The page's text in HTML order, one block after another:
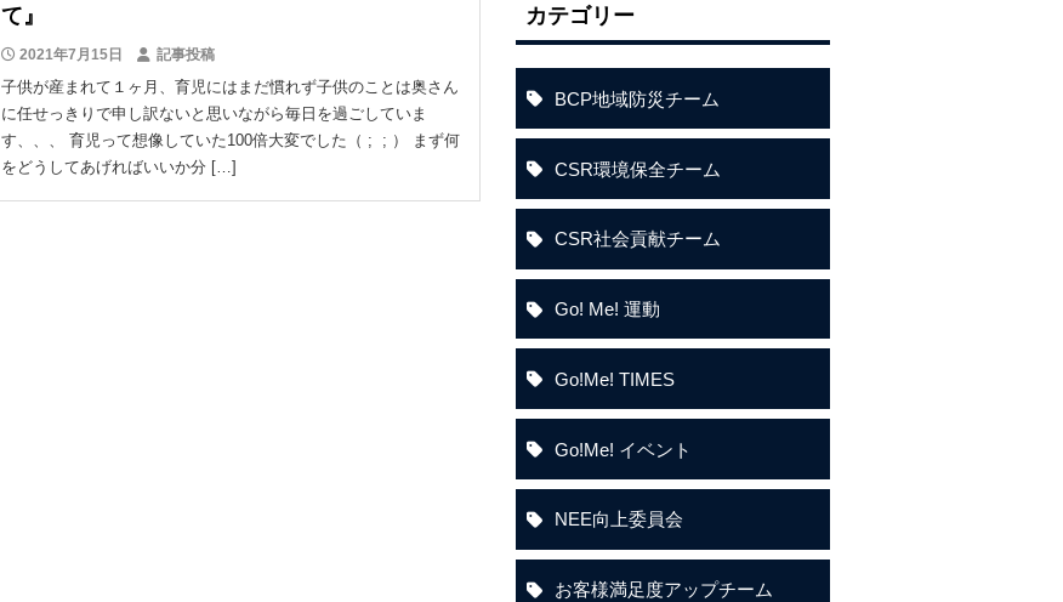
て』
2021年7月15日 記事投稿
子供が産まれて１ヶ月、育児にはまだ慣れず子供のことは奥さん
に任せっきりで申し訳ないと思いながら毎日を過ごしていま
す、、、 育児って想像していた100倍大変でした（ ; ; ） まず何
をどうしてあげればいいか分 […]
カテゴリー
BCP地域防災チーム
CSR環境保全チーム
CSR社会貢献チーム
Go! Me! 運動
Go!Me! TIMES
Go!Me! イベント
NEE向上委員会
お客様満足度アップチーム